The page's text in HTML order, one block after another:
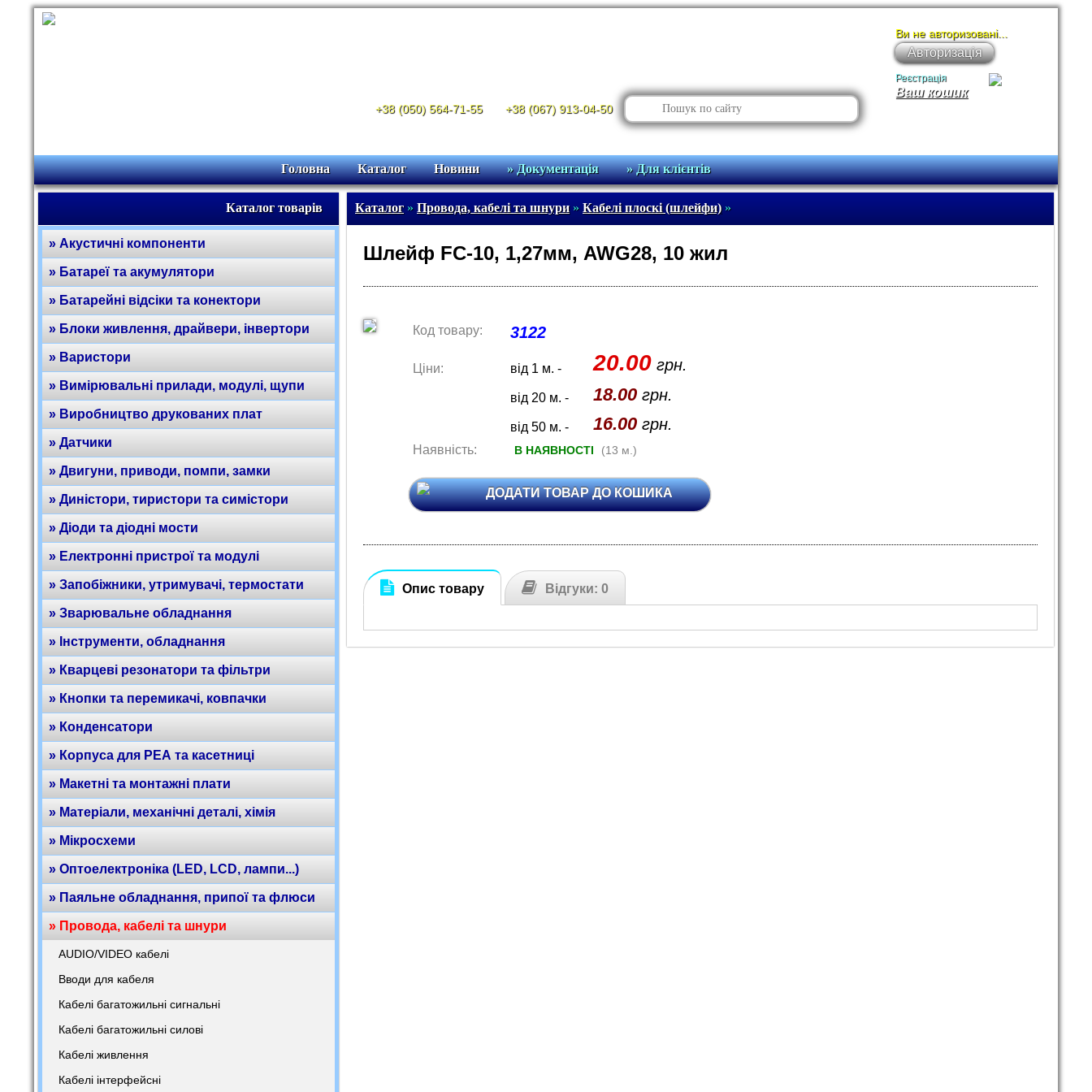
+38 (050) 564-71-55 +38 (067) 913-04-50
Ваш кошик
Ви не авторизовані...
Авторизація
Реєстрація
Головна Каталог Новини » Документація » Для клієнтів
Каталог товарів
» Акустичні компоненти
» Батареї та акумулятори
» Батарейні відсіки та конектори
» Блоки живлення, драйвери, інвертори
» Варистори
» Вимірювальні прилади, модулі, щупи
» Виробництво друкованих плат
» Датчики
» Двигуни, приводи, помпи, замки
» Диністори, тиристори та симістори
» Діоди та діодні мости
» Електронні пристрої та модулі
» Запобіжники, утримувачі, термостати
» Зварювальне обладнання
» Інструменти, обладнання
» Кварцеві резонатори та фільтри
» Кнопки та перемикачі, ковпачки
» Конденсатори
» Корпуса для РЕА та касетниці
» Макетні та монтажні плати
» Матеріали, механічні деталі, хімія
» Мікросхеми
» Оптоелектроніка (LED, LCD, лампи...)
» Паяльне обладнання, припої та флюси
» Провода, кабелі та шнури
AUDIO/VIDEO кабелі
Вводи для кабеля
Кабелі багатожильні сигнальні
Кабелі багатожильні силові
Кабелі живлення
Кабелі інтерфейсні
Каталог» Провода, кабелі та шнури» Кабелі плоскі (шлейфи)»
Шлейф FC-10, 1,27мм, AWG28, 10 жил
Код товару: 3122
Ціни: від 1 м. - 20.00 грн.
від 20 м. - 18.00 грн.
від 50 м. - 16.00 грн.
Наявність: В НАЯВНОСТІ (13 м.)
ДОДАТИ ТОВАР ДО КОШИКА
Опис товару Відгуки: 0